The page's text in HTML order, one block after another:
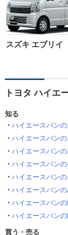
スズキ エブリイ
トヨタ ハイエ
知る
ハイエースバン
ハイエースバン
ハイエースバン
ハイエースバン
ハイエースバン
ハイエースバン
ハイエースバン
ハイエースバン
買う・売る